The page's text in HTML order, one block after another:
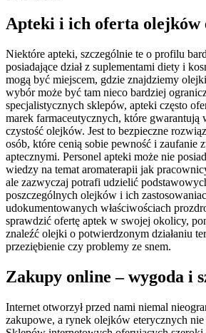
Apteki i ich oferta olejków
Niektóre apteki, szczególnie te o profilu
posiadające dział z suplementami diety i
mogą być miejscem, gdzie znajdziemy
wybór może być tam nieco bardziej
specjalistycznych sklepów, apteki często
marek farmaceutycznych, które gwarantują
czystość olejków. Jest to bezpieczne
osób, które cenią sobie pewność i zaufanie
aptecznymi. Personel apteki może nie
wiedzy na temat aromaterapii jak
ale zazwyczaj potrafi udzielić
poszczególnych olejków i ich
udokumentowanych właściwościach
sprawdzić ofertę aptek w swojej okolicy,
znaleźć olejki o potwierdzonym działaniu
przeziębienie czy problemy ze snem.
Zakupy online – wygoda i
Internet otworzył przed nami niemal
zakupowe, a rynek olejków eterycznych